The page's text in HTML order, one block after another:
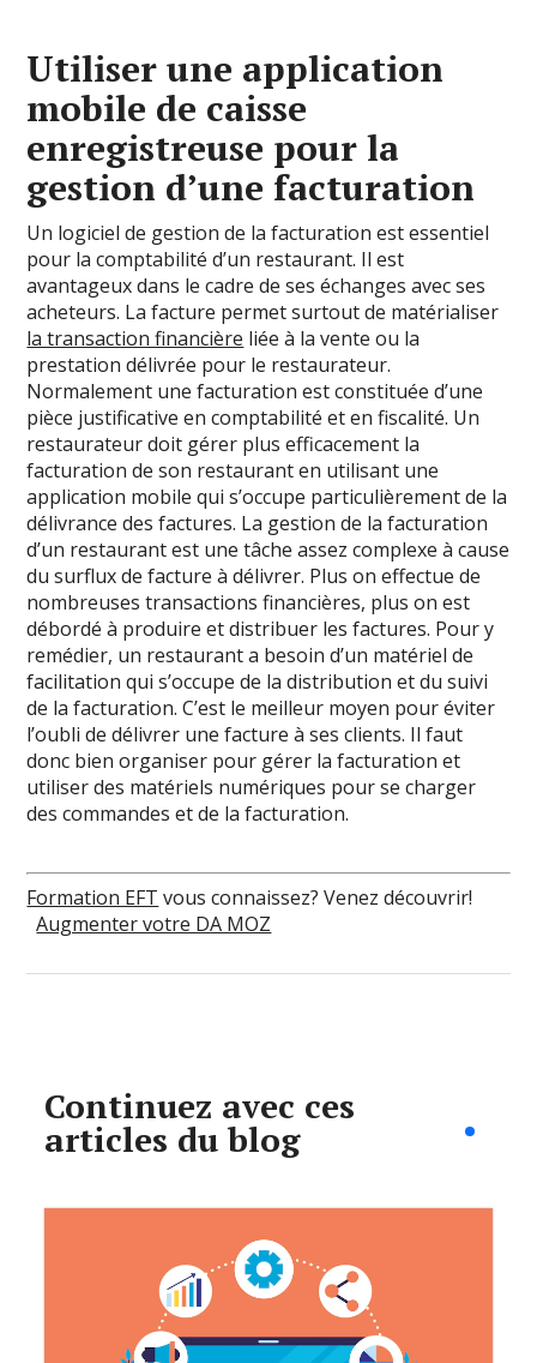
Utiliser une application
mobile de caisse
enregistreuse pour la
gestion d’une facturation
Un logiciel de gestion de la facturation est essentiel
pour la comptabilité d’un restaurant. Il est
avantageux dans le cadre de ses échanges avec ses
acheteurs. La facture permet surtout de matérialiser
la transaction financière liée à la vente ou la
prestation délivrée pour le restaurateur.
Normalement une facturation est constituée d’une
pièce justificative en comptabilité et en fiscalité. Un
restaurateur doit gérer plus efficacement la
facturation de son restaurant en utilisant une
application mobile qui s’occupe particulièrement de la
délivrance des factures. La gestion de la facturation
d’un restaurant est une tâche assez complexe à cause
du surflux de facture à délivrer. Plus on effectue de
nombreuses transactions financières, plus on est
débordé à produire et distribuer les factures. Pour y
remédier, un restaurant a besoin d’un matériel de
facilitation qui s’occupe de la distribution et du suivi
de la facturation. C’est le meilleur moyen pour éviter
l’oubli de délivrer une facture à ses clients. Il faut
donc bien organiser pour gérer la facturation et
utiliser des matériels numériques pour se charger
des commandes et de la facturation.
Formation EFT vous connaissez? Venez découvrir!
Augmenter votre DA MOZ
Continuez avec ces
articles du blog